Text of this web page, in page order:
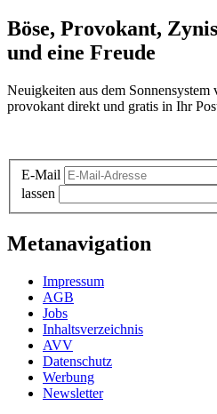
Böse, Provokant,
und eine Freude
Neuigkeiten aus dem
provokant direkt und gratis in Ihr
E-Mail
lassen
Metanavigation
Impressum
AGB
Jobs
Inhaltsverzeichnis
AVV
Datenschutz
Werbung
Newsletter